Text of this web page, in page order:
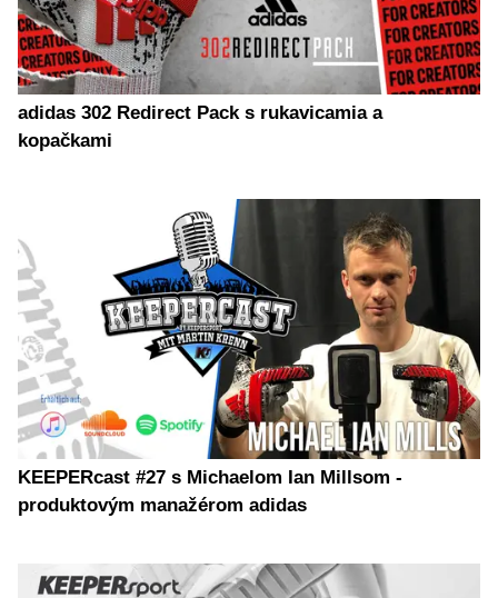
adidas 302 Redirect Pack s rukavicamia a
kopačkami
KEEPERcast #27 s Michaelom Ian Millsom -
produktovým manažérom adidas